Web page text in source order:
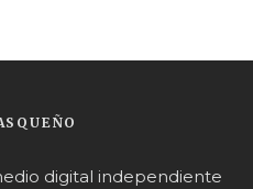
digital independiente